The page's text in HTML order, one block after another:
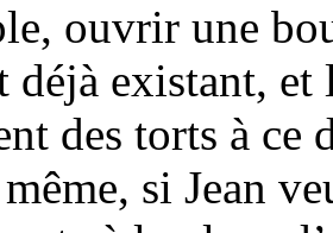
ouvrir une
déjà existant,
des torts à ce
si Jean